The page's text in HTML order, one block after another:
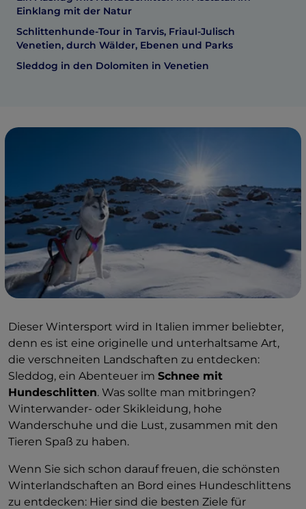
Einklang mit der Natur
Schlittenhunde-Tour in Tarvis, Friaul-Julisch
Venetien, durch Wälder, Ebenen und Parks
Sleddog in den Dolomiten in Venetien
Dieser Wintersport wird in Italien immer beliebter,
denn es ist eine originelle und unterhaltsame Art,
die verschneiten Landschaften zu entdecken:
Sleddog, ein Abenteuer im Schnee mit
Hundeschlitten. Was sollte man mitbringen?
Winterwander- oder Skikleidung, hohe
Wanderschuhe und die Lust, zusammen mit den
Tieren Spaß zu haben.
Wenn Sie sich schon darauf freuen, die schönsten
Winterlandschaften an Bord eines Hundeschlittens
zu entdecken: Hier sind die besten Ziele für